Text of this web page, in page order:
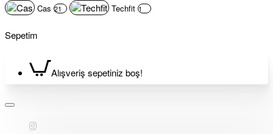
Cas 21 Techfit 1
Sepetim
Alışveriş sepetiniz boş!